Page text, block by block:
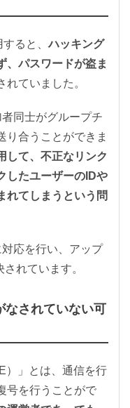
すると、ハッキング
、パスワードが盗ま
れていました。
同士がグループチ
り合うことができま
して、不正なリンク
したユーザーのIDや
れてしまうという問
応を行い、アップ
れています。
なされていない可
）」とは、通信を行
号を行うことがで